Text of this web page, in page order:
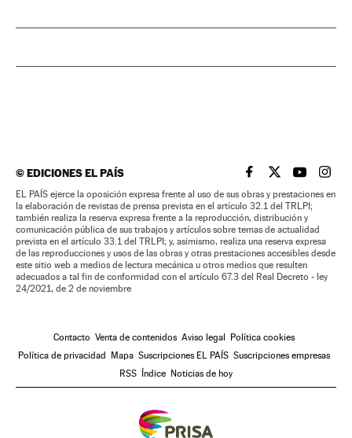
©EDICIONES EL PAÍS EL PAÍS BRASIL EN
EL PAÍSEL PAÍS
EL
EL PAÍS ejerce la oposición expresa frente al uso de sus obras y prestaciones en
la elaboración de revistas de prensa prevista en el artículo 32.1 del TRLPI;
también realiza la reserva expresa frente a la reproducción, distribución y
comunicación pública de sus trabajos y artículos sobre temas de actualidad
prevista en el artículo 33.1 del TRLPI; y, asimismo, realiza una reserva expresa
de las reproducciones y usos de las obras y otras prestaciones accesibles desde
este sitio web a medios de lectura mecánica u otros medios que resulten
adecuados a tal fin de conformidad con el artículo 67.3 del Real Decreto - ley
24/2021, de 2 de noviembre
Contacto Venta de contenidos Aviso legal
Política cookies
Política de privacidad
Mapa Suscripciones EL PAÍS Suscripciones empresas
RSS
Índice Noticias de hoy